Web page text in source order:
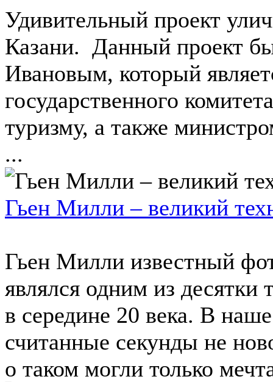
Удивительный проект
Казани. Данный проект
Ивановым, который
государственного
туризму, а также
...
Гьен Милли – великий
Гьен Милли известный
являлся одним из
в середине 20 века. В
считанные секунды не
о таком могли только